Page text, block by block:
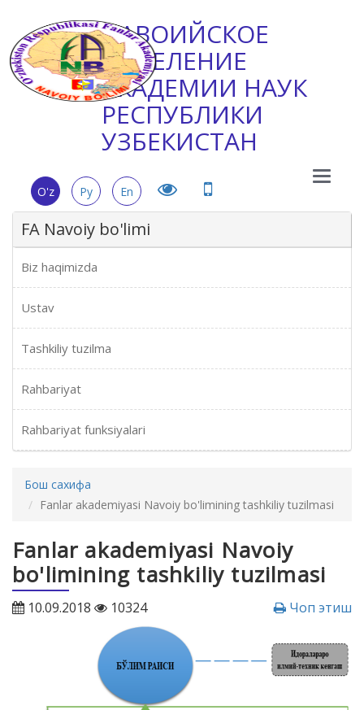
НАВОИЙСКОЕ
ОТДЕЛЕНИЕ
АКАДЕМИИ НАУК
РЕСПУБЛИКИ
УЗБЕКИСТАН
Main
O'z Ру En
FA Navoiy bo'limi
Biz haqimizda
Ustav
Tashkiliy tuzilma
Rahbariyat
Rahbariyat funksiyalari
Бош сахифа
Fanlar akademiyasi Navoiy bo'limining tashkiliy tuzilmasi
Fanlar akademiyasi Navoiy
bo'limining tashkiliy tuzilmasi
10.09.2018 10324 Чоп этиш